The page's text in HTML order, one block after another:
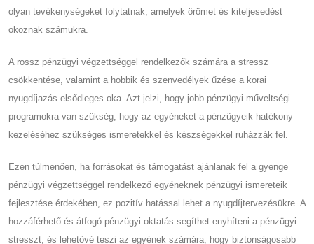
olyan tevékenységeket folytatnak, amelyek örömet és kiteljesedést
okoznak számukra.
A rossz pénzügyi végzettséggel rendelkezők számára a stressz
csökkentése, valamint a hobbik és szenvedélyek űzése a korai
nyugdíjazás elsődleges oka. Azt jelzi, hogy jobb pénzügyi műveltségi
programokra van szükség, hogy az egyéneket a pénzügyeik hatékony
kezeléséhez szükséges ismeretekkel és készségekkel ruházzák fel.
Ezen túlmenően, ha forrásokat és támogatást ajánlanak fel a gyenge
pénzügyi végzettséggel rendelkező egyéneknek pénzügyi ismereteik
fejlesztése érdekében, ez pozitív hatással lehet a nyugdíjtervezésükre. A
hozzáférhető és átfogó pénzügyi oktatás segíthet enyhíteni a pénzügyi
stresszt, és lehetővé teszi az egyének számára, hogy biztonságosabb